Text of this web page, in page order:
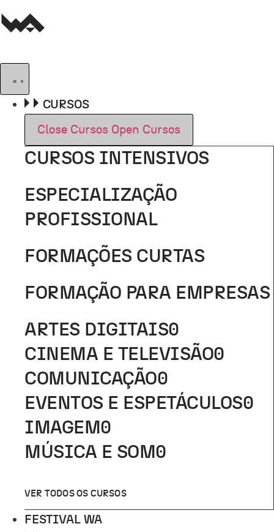
para
conteúdo
CURSOS
Close Cursos Open Cursos
CURSOS INTENSIVOS
ESPECIALIZAÇÃO
PROFISSIONAL
FORMAÇÕES CURTAS
FORMAÇÃO PARA EMPRESAS
ARTES DIGITAIS0
CINEMA E TELEVISÃO0
COMUNICAÇÃO0
EVENTOS E ESPETÁCULOS0
IMAGEM 0
MÚSICA E SOM 0
VER TODOS OS CURSOS
FESTIVAL WA